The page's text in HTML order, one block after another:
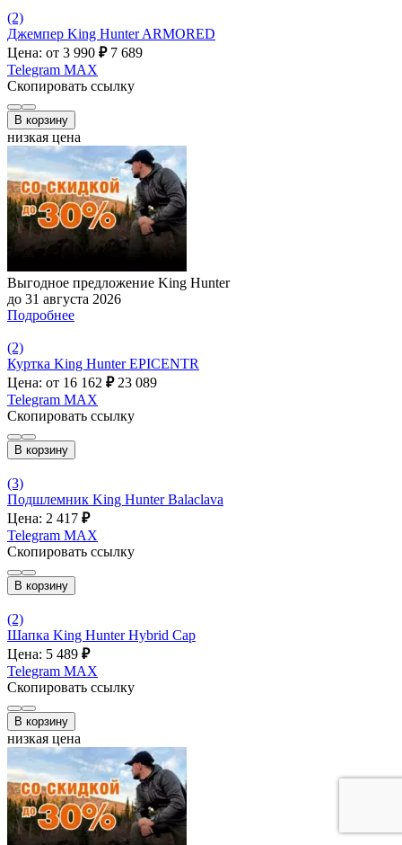
(2)
Джемпер King Hunter ARMORED
Цена: от 3 990 ₽ 7 689
Telegram MAX
Скопировать ссылку
В корзину
низкая цена
Выгодное предложение King Hunter
до 31 августа 2026
Подробнее
(2)
Куртка King Hunter EPICENTR
Цена: от 16 162 ₽ 23 089
Telegram MAX
Скопировать ссылку
В корзину
(3)
Подшлемник King Hunter Balaclava
Цена: 2 417 ₽
Telegram MAX
Скопировать ссылку
В корзину
(2)
Шапка King Hunter Hybrid Cap
Цена: 5 489 ₽
Telegram MAX
Скопировать ссылку
В корзину
низкая цена